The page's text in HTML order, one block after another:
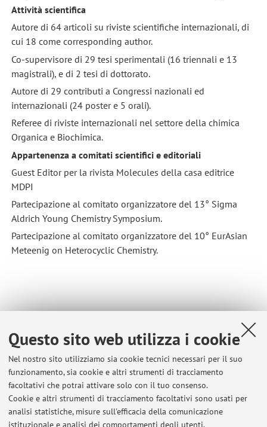
Questo sito web utilizza i cookie
Nel nostro sito utilizziamo sia cookie tecnici necessari per il suo
funzionamento, sia cookie e altri strumenti di tracciamento
facoltativi che potrai attivare solo con il tuo consenso.
Cookie e altri strumenti di tracciamento facoltativi sono usati per
analisi statistiche, misure sull'efficacia della comunicazione
istituzionale e analisi dei comportamenti degli utenti.
Attività scientifica
Autore di 64 articoli su riviste scientifiche internazionali, di
cui 18 come corresponding author.
Co-supervisore di 29 tesi sperimentali (16 triennali e 13
magistrali), e di 2 tesi di dottorato.
Autore di 29 contributi a Congressi nazionali ed
internazionali (24 poster e 5 orali).
Referee di riviste internazionali nel settore della chimica
Organica e Biochimica.
Appartenenza a comitati scientifici e editoriali
Guest Editor per la rivista Molecules della casa editrice
MDPI
Partecipazione al comitato organizzatore del 13° Sigma
Aldrich Young Chemistry Symposium.
Partecipazione al comitato organizzatore del 10° EurAsian
Meteenig on Heterocyclic Chemistry.